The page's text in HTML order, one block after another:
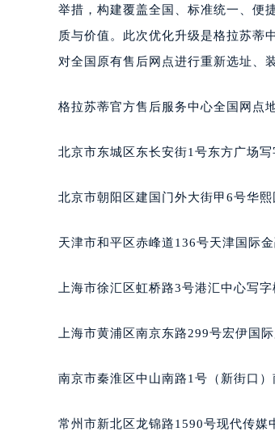
嘉兴市南湖区广益路
南昌市红谷滩新区红
济南市历下区经十路
广州市越秀区环市东
惠州市惠城区江北文
福州市鼓楼区五四路
重庆市江北区观音桥
郑州市二七区铭功路
沈阳市沈河区中街路
乌鲁木齐市天山区红
哈尔滨市道里区友谊
举措，构建覆盖全国、标准统一、便
质与价值。此次优化升级是格拉苏蒂
对全国原有售后网点进行重新选址、
格拉苏蒂官方售后服务中心全国网点
北京市东城区东长安街1号东方广场
北京市朝阳区建国门外大街甲6号华
天津市和平区赤峰道136号天津国际
上海市徐汇区虹桥路3号港汇中心写
上海市黄浦区南京东路299号宏伊国
南京市秦淮区中山南路1号（新街口
常州市新北区龙锦路1590号现代传媒